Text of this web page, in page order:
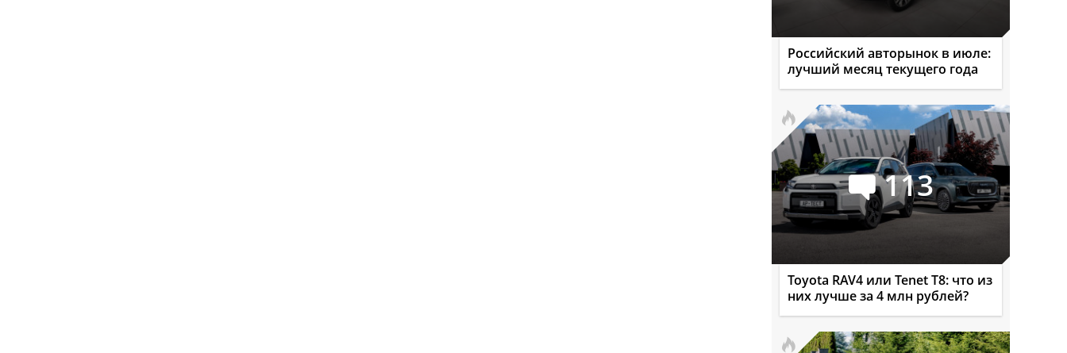
Российский авторынок в июле:
лучший месяц текущего года
113
Toyota RAV4 или Tenet T8: что из
них лучше за 4 млн рублей?